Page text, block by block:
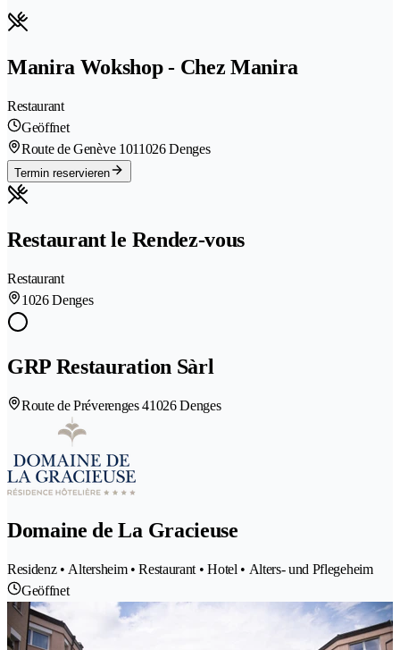
Manira Wokshop - Chez Manira
Restaurant
Geöffnet
Route de Genève 1011026 Denges
Termin reservieren
Restaurant le Rendez-vous
Restaurant
1026 Denges
GRP Restauration Sàrl
Route de Préverenges 41026 Denges
Domaine de La Gracieuse
Residenz • Altersheim • Restaurant • Hotel • Alters- und Pflegeheim
Geöffnet